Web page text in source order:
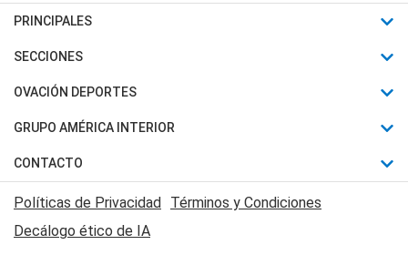
PRINCIPALES
Últimas Noticias
Política
Judiciales
Economia
SECCIONES
Horóscopo
Motores
Trucos caseros
Series y Películas
Edictos y Solicitadas
OVACIÓN DEPORTES
Fútbol
Mundial
Automovilismo
Rugby
GRUPO AMÉRICA INTERIOR
Canal 7 en Vivo
CONTACTO
Acerca de Nosotros
Contactanos
Políticas de Privacidad Términos y Condiciones
Decálogo ético de IA